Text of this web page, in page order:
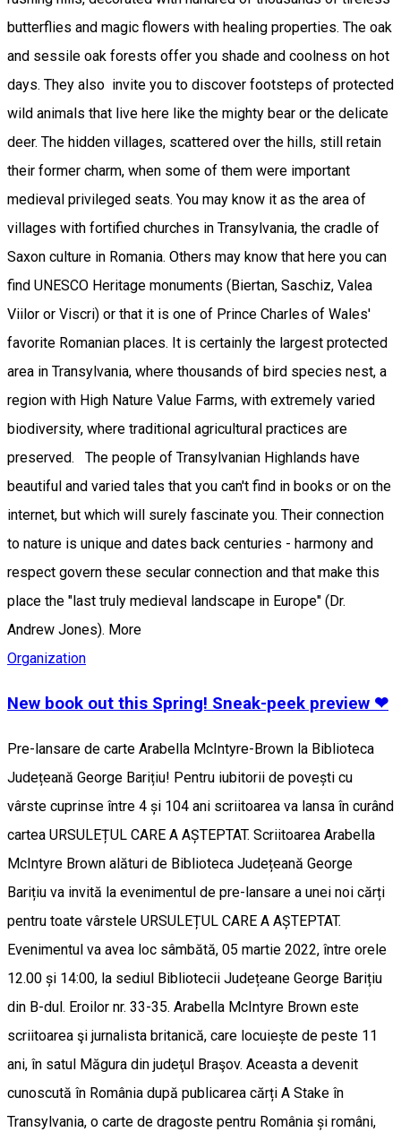
butterflies and magic flowers with healing properties. The oak
and sessile oak forests offer you shade and coolness on hot
days. They also invite you to discover footsteps of protected
wild animals that live here like the mighty bear or the delicate
deer. The hidden villages, scattered over the hills, still retain
their former charm, when some of them were important
medieval privileged seats. You may know it as the area of ​​
villages with fortified churches in Transylvania, the cradle of
Saxon culture in Romania. Others may know that here you can
find UNESCO Heritage monuments (Biertan, Saschiz, Valea
Viilor or Viscri) or that it is one of Prince Charles of Wales'
favorite Romanian places. It is certainly the largest protected
area in Transylvania, where thousands of bird species nest, a
region with High Nature Value Farms, with extremely varied
biodiversity, where traditional agricultural practices are
preserved. The people of Transylvanian Highlands have
beautiful and varied tales that you can't find in books or on the
internet, but which will surely fascinate you. Their connection
to nature is unique and dates back centuries - harmony and
respect govern these secular connection and that make this
place the "last truly medieval landscape in Europe" (Dr.
Andrew Jones). More
Organization
New book out this Spring! Sneak-peek preview ❤
Pre-lansare de carte Arabella McIntyre-Brown la Biblioteca
Județeană George Barițiu! Pentru iubitorii de povești cu
vârste cuprinse între 4 și 104 ani scriitoarea va lansa în curând
cartea URSULEȚUL CARE A AȘTEPTAT. Scriitoarea Arabella
McIntyre Brown alături de Biblioteca Județeană George
Barițiu va invită la evenimentul de pre-lansare a unei noi cărți
pentru toate vârstele URSULEȚUL CARE A AȘTEPTAT.
Evenimentul va avea loc sâmbătă, 05 martie 2022, între orele
12.00 și 14:00, la sediul Bibliotecii Județeane George Barițiu
din B-dul. Eroilor nr. 33-35. Arabella McIntyre Brown este
scriitoarea şi jurnalista britanică, care locuiește de peste 11
ani, în satul Măgura din judeţul Braşov. Aceasta a devenit
cunoscută în România după publicarea cărți A Stake în
Transylvania, o carte de dragoste pentru România și români,